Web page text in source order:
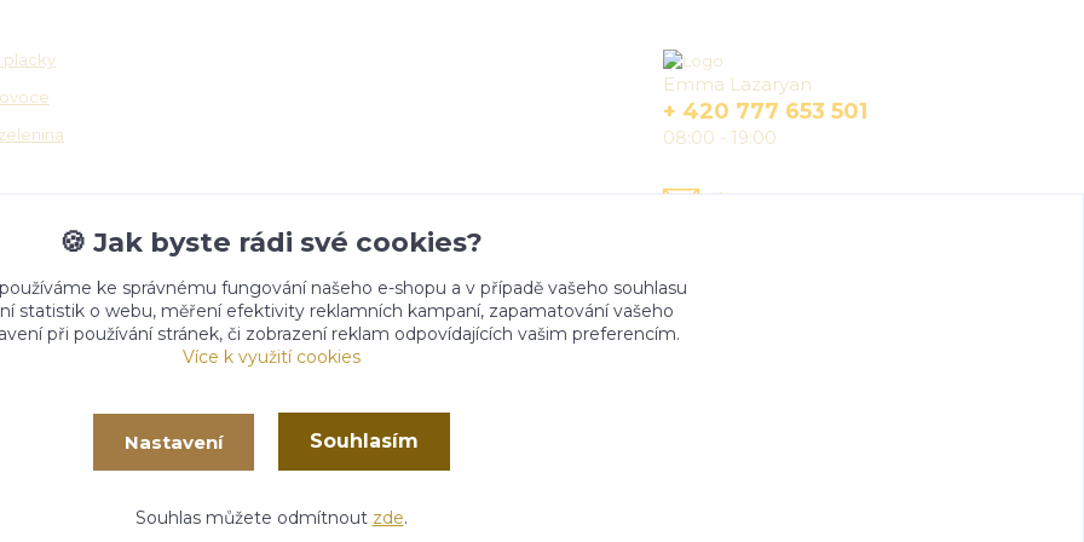
Emma Lazaryan
+ 420 777 653 501
08:00 - 19:00
info@churma.cz
🍪 Jak byste rádi své cookies?
ke správnému fungování našeho e-shopu a v případě vašeho souhlasu
statistik o webu, měření efektivity reklamních kampaní, zapamatování vašeho
při používání stránek, či zobrazení reklam odpovídajících vašim preferencím.
Více k využití cookies
Nastavení Souhlasím
Souhlas můžete odmítnout zde.